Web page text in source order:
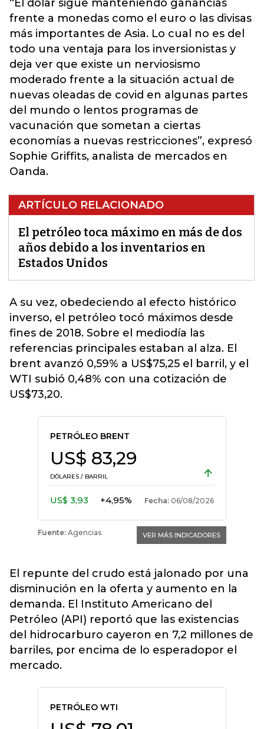
“El dólar sigue manteniendo ganancias
frente a monedas como el euro o las divisas
más importantes de Asia. Lo cual no es del
todo una ventaja para los inversionistas y
deja ver que existe un nerviosismo
moderado frente a la situación actual de
nuevas oleadas de covid en algunas partes
del mundo o lentos programas de
vacunación que sometan a ciertas
economías a nuevas restricciones”, expresó
Sophie Griffits, analista de mercados en
Oanda.
ARTÍCULO RELACIONADO
El petróleo toca máximo en más de dos
años debido a los inventarios en
Estados Unidos
A su vez, obedeciendo al efecto histórico
inverso, el petróleo tocó máximos desde
fines de 2018. Sobre el mediodía las
referencias principales estaban al alza. El
brent avanzó 0,59% a US$75,25 el barril, y el
WTI subió 0,48% con una cotización de
US$73,20.
El repunte del crudo está jalonado por una
disminución en la oferta y aumento en la
demanda. El Instituto Americano del
Petróleo (API) reportó que las existencias
del hidrocarburo cayeron en 7,2 millones de
barriles, por encima de lo esperadopor el
mercado.